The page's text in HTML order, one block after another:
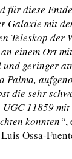
für diese
Galaxie mit
Teleskop der
einem Ort
und geringer
Palma,
die sehr
11859
konnten“,
Ossa-